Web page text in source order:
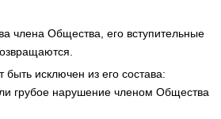
члена Общества, его вступительные
исключен из его состава:
грубое нарушение членом Общества